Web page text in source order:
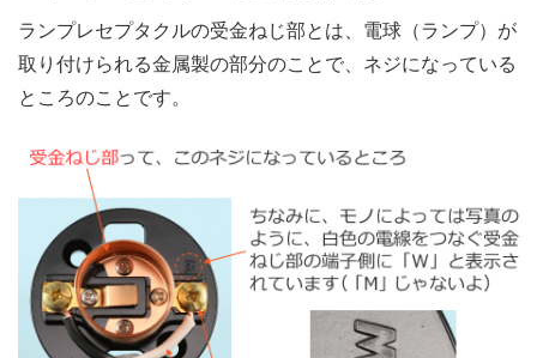
ランプレセプタクルの受金ねじ部とは、電球（ランプ）が
取り付けられる金属製の部分のことで、ネジになっている
ところのことです。